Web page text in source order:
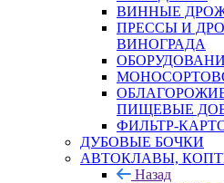
ВИННЫЕ
ПРЕССЫ И
ВИНОГРАДА
ПИЩЕВЫЕ
ФИЛЬТР-
ДУБОВЫЕ БОЧКИ
АВТОКЛАВЫ,
Назад